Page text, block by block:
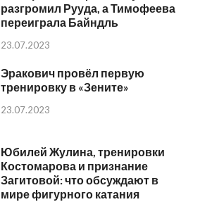
разгромил Рууда, а Тимофеева
переиграла Байндль
23.07.2023
Эракович провёл первую
тренировку в «Зените»
23.07.2023
Юбилей Жулина, тренировки
Костомарова и признание
Загитовой: что обсуждают в
мире фигурного катания